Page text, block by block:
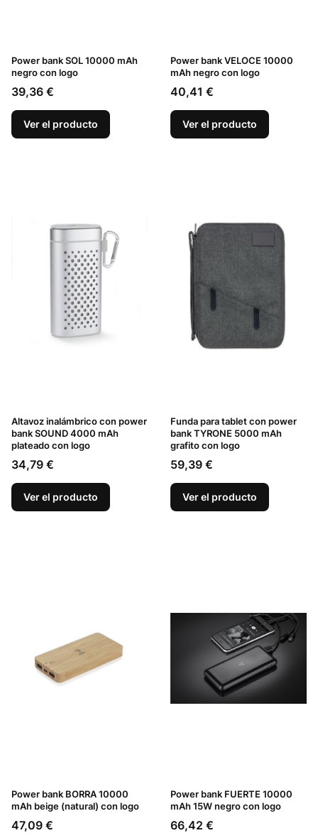
Power bank SOL 10000 mAh
negro con logo
Precio
39,36 €
Ver el producto
Power bank VELOCE 10000
mAh negro con logo
Precio
40,41 €
Ver el producto
Altavoz inalámbrico con power
bank SOUND 4000 mAh
plateado con logo
Precio
34,79 €
Ver el producto
Funda para tablet con power
bank TYRONE 5000 mAh
grafito con logo
Precio
59,39 €
Ver el producto
Power bank BORRA 10000
mAh beige (natural) con logo
Precio
47,09 €
Power bank FUERTE 10000
mAh 15W negro con logo
Precio
66,42 €